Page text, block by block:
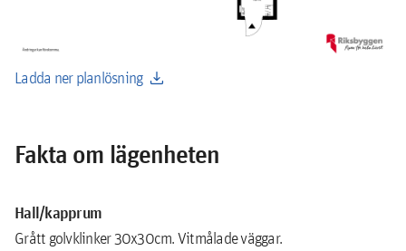
Ladda ner planlösning download
Fakta om lägenheten
Hall/kapprum
Grått golvklinker 30x30cm. Vitmålade väggar.